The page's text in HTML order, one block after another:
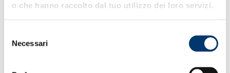
o che hanno raccolto dal tuo utilizzo dei loro servizi.
Necessari